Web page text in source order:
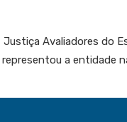
Avaliadores do
a entidade